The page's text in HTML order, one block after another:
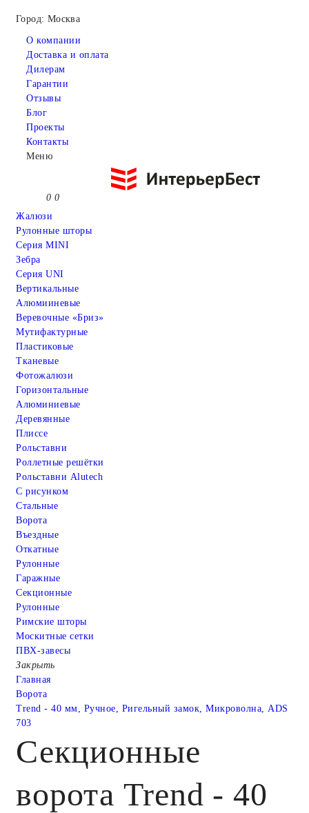
Город: Москва
О компании
Доставка и оплата
Дилерам
Гарантии
Отзывы
Блог
Проекты
Контакты
Меню
0 0
Жалюзи
Рулонные шторы
Серия MINI
Зебра
Серия UNI
Вертикальные
Алюмииневые
Веревочные «Бриз»
Мутифактурные
Пластиковые
Тканевые
Фотожалюзи
Горизонтальные
Алюминиевые
Деревянные
Плиссе
Рольставни
Роллетные решётки
Рольставни Alutech
С рисунком
Стальные
Ворота
Въездные
Откатные
Рулонные
Гаражные
Cекционные
Рулонные
Римские шторы
Москитные сетки
ПВХ-завесы
Закрыть
Главная
Ворота
Trend - 40 мм, Ручное, Ригельный замок, Микроволна, ADS
703
Секционные
ворота Trend - 40